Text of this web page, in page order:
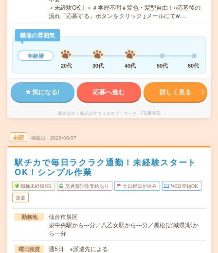
＜未経験OK！＞＃学歴不問＃髪色・髪型自由！○応募後の
流れ「応募する」ボタンをクリック↓メールにてw…
職場の雰囲気
年齢層
20代
30代 40代 50代 60代
気になる! 応募へ進む 詳しく見る
派遣会社 株式会社ウィルオブ・ワーク FO事業部
未読 掲載日 2026/08/07
駅チカで毎日ラクラク通勤！未経験スタート
OK！シンプル作業
職種未経験OK 交通費別途支給あり 土日祝日が休み WEB登録OK
派遣
勤務地
仙台市泉区
泉中央駅から---分／八乙女駅から---分／黒松(宮城県)駅か
ら---分
曜日頻度 週5日 ※派遣先による